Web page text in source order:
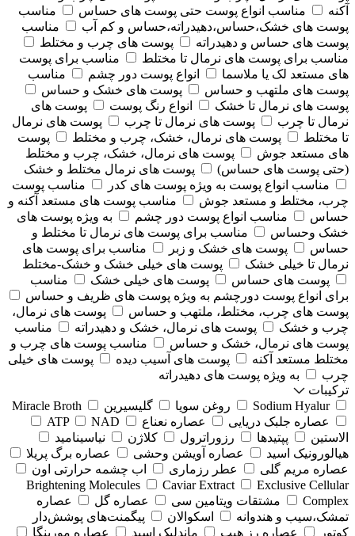
آکنه
مناسب انواع پوست حتی پوست های حساس
مناسب
پوست های خشک،حساس،دهیدراته،حساس و کم آب
مناسب
پوست های حساس و دهیدراته
پوست های چرب و مختلط
مناسب برای پوست های نرمال تا مختلط
مناسب برای پوست
های مستعد لک یا ملاسما
انواع پوست دور چشم
مناسب
پوست های ملتهب و حساس
پوست های خشک و حساس
پوست های نرمال تا خشک
انواع رنگ پوست
پوست های
نرمال تا چرب
پوست های نرمال تا چرب
پوست های نرمال
تا مختلط
پوست های نرمال، خشک، چرب و مختلط
پوست
های مستعد جوش
پوست های نرمال، خشک، چرب و مختلط
(حتی پوست های حساس)
پوست های نرمال مختلط و خشک
مناسب انواع پوست به ویژه پوست های کدر
مناسب پوست
چرب، مختلط و مستعد جوش
مناسب پوست های مستعد آکنه و
حساس
مناسب انواع پوست دور چشم
به ویژه پوست های
خشک وحساس
مناسب برای پوست های نرمال تا مختلط و
حساس
پوست های خشک و زبر
مناسب برای پوست های
نرمال تا خیلی خشک
پوست های خیلی خشک و خشک-مختلط
پوست های حساس
پوست های خیلی خشک
مناسب
برای انواع پوست دورچشم به ویژه پوست های ظریف و حساس
پوست های چرب، مختلط، ملتهب و حساس
پوست های نرمال،
چرب و خشک
پوست های نرمال، خشک و دهیدراته
مناسب
پوست های نرمال، خشک و حساس
مناسب پوست های چرب و
مختلط مستعد آکنه
پوست های آسیب دیده
پوست های خیلی
چرب
به ویژه پوست های دهیدراته
ترکیبات
Sodium Hyalur
روغن سویا گلیسیرین
Miracle Broth
عصاره جلبک دریایی
عصاره نعناع ATP
NAD
الاستین
پپتیدها رزوراترول کلاژن
⁠نیاسینامید
هیالورونیک اسید
عصاره آویشن وحشی
عصاره برگ پریلا
عصاره مریم گلی
عطر رزماری
اب چشمه حرارتی اون
Brightening Molecules
Caviar Extract
Exclusive Cellular
Complex
مشتقات ویتامین سی عصاره گل
عصاره
تمشک،سیب و هندوانه
اسکوالان
پیگمنت‌های پوشش‌دار
کوتور
عصاره رز هیپ ماندلیک اسید
عصاره مورینگا